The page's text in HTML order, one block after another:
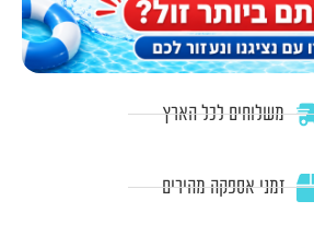
משלוחים לכל הארץ
זמני אספקה מהירים